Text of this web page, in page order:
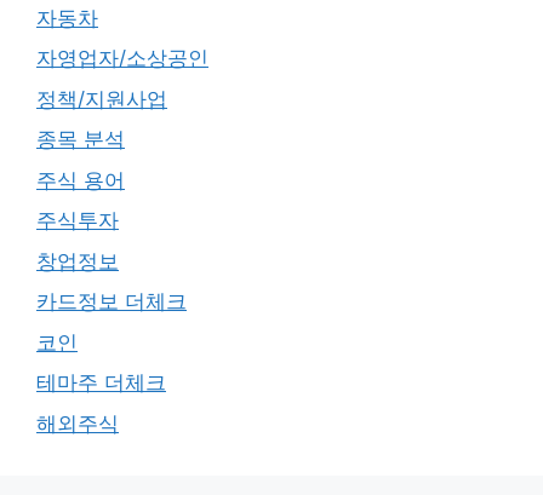
자동차
자영업자/소상공인
정책/지원사업
종목 분석
주식 용어
주식투자
창업정보
카드정보 더체크
코인
테마주 더체크
해외주식